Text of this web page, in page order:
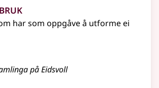
har som oppgåve å utforme ei
på Eidsvoll